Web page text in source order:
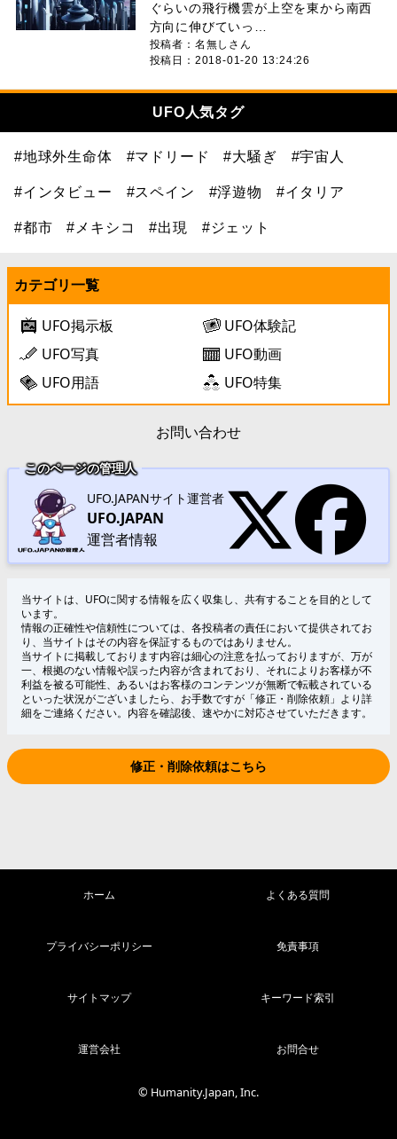
ぐらいの飛行機雲が上空を東から南西
方向に伸びていっ…
投稿者：名無しさん
投稿日：2018-01-20 13:24:26
UFO人気タグ
#地球外生命体 #マドリード #大騒ぎ #宇宙人
#インタビュー #スペイン #浮遊物 #イタリア
#都市 #メキシコ #出現 #ジェット
カテゴリ一覧
UFO掲示板
UFO体験記
UFO写真
UFO動画
UFO用語
UFO特集
お問い合わせ
このページの管理人
UFO.JAPANサイト運営者
UFO.JAPAN
運営者情報
当サイトは、UFOに関する情報を広く収集し、共有することを目的として
います。
情報の正確性や信頼性については、各投稿者の責任において提供されてお
り、当サイトはその内容を保証するものではありません。
当サイトに掲載しております内容は細心の注意を払っておりますが、万が
一、根拠のない情報や誤った内容が含まれており、それによりお客様が不
利益を被る可能性、あるいはお客様のコンテンツが無断で転載されている
といった状況がございましたら、お手数ですが「修正・削除依頼」より詳
細をご連絡ください。内容を確認後、速やかに対応させていただきます。
修正・削除依頼はこちら
ホーム よくある質問
プライバシーポリシー 免責事項
サイトマップ キーワード索引
運営会社 お問合せ
© Humanity.Japan, Inc.